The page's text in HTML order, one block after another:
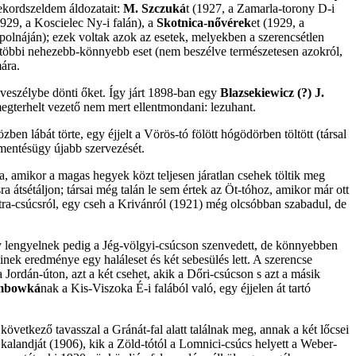
áldozatait: M. Szczukát (1927, a Zamarla-torony D-i
a Koscielec Ny-i falán), a Skotnica-nővéreket (1929, a
ezek voltak azok az esetek, melyekben a szerencsétlen
többi nehezebb-könnyebb eset (nem beszélve természetesen azokról,
dönti őket. Így járt 1898-ban egy Blazsekiewicz (?) J.
vezető nem mert ellentmondani: lezuhant.
lábát törte, egy éjjelt a Vörös-tó fölött hógödörben töltött (társal
újabb szervezését.
amikor a magas hegyek közt teljesen járatlan csehek töltik meg
társai még talán le sem értek az Öt-tóhoz, amikor már ott
csúcsról, egy cseh a Krivánról (1921) még olcsóbban szabadul, de
pedig a Jég-völgyi-csúcson szenvedett, de könnyebben
eredménye egy haláleset és két sebesülés lett. A szerencse
úton, azt a két csehet, akik a Dőri-csúcson s azt a másik
nak a Kis-Viszoka É-i falából való, egy éjjelen át tartó
tavasszal a Gránát-fal alatt találnak meg, annak a két lőcsei
(1906), kik a Zöld-tótól a Lomnici-csúcs helyett a Weber-